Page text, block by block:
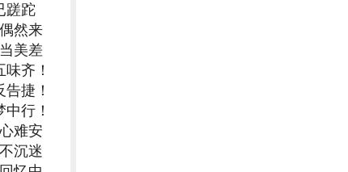
蹉跎
然来
美差
齐！
捷！
行！
难安
沉迷